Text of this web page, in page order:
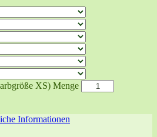
XS) Menge
Informationen